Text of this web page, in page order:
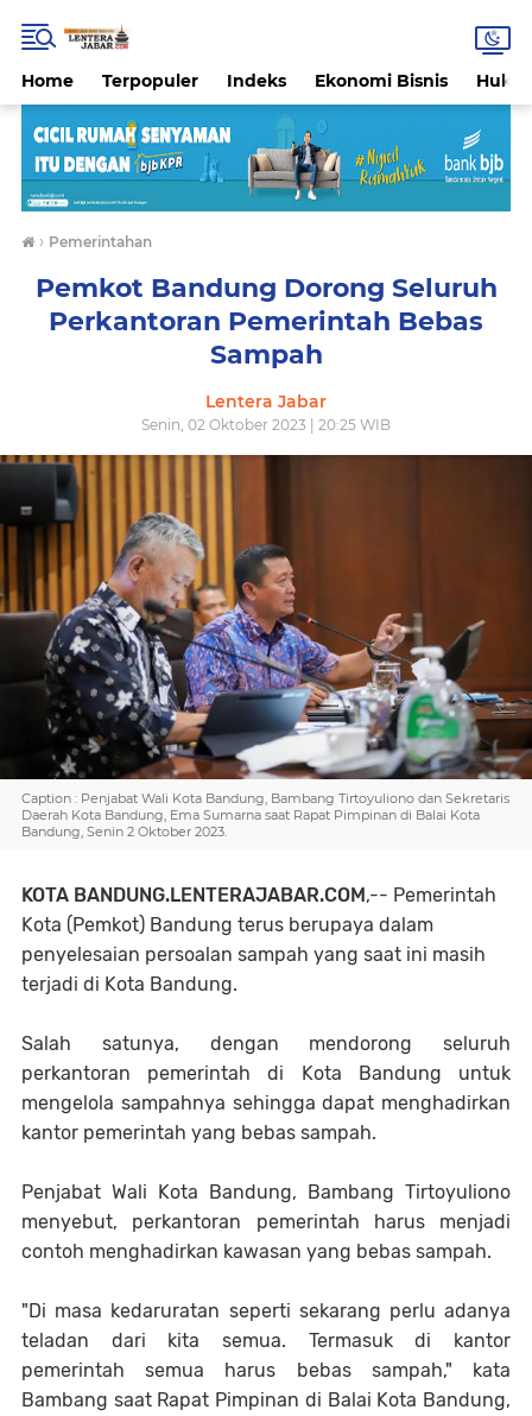
Home Terpopuler Indeks Ekonomi Bisnis
› Pemerintahan
Pemkot Bandung Dorong Seluruh
Perkantoran Pemerintah Bebas
Sampah
Lentera Jabar
Senin, 02 Oktober 2023 | 20:25 WIB
Caption : Penjabat Wali Kota Bandung, Bambang Tirtoyuliono dan Sekretaris
Daerah Kota Bandung, Ema Sumarna saat Rapat Pimpinan di Balai Kota
Bandung, Senin 2 Oktober 2023.
KOTA BANDUNG.LENTERAJABAR.COM,-- Pemerintah
Kota (Pemkot) Bandung terus berupaya dalam
penyelesaian persoalan sampah yang saat ini masih
terjadi di Kota Bandung.
Salah satunya, dengan mendorong seluruh
perkantoran pemerintah di Kota Bandung untuk
mengelola sampahnya sehingga dapat menghadirkan
kantor pemerintah yang bebas sampah.
Penjabat Wali Kota Bandung, Bambang Tirtoyuliono
menyebut, perkantoran pemerintah harus menjadi
contoh menghadirkan kawasan yang bebas sampah.
"Di masa kedaruratan seperti sekarang perlu adanya
teladan dari kita semua. Termasuk di kantor
pemerintah semua harus bebas sampah," kata
Bambang saat Rapat Pimpinan di Balai Kota Bandung,